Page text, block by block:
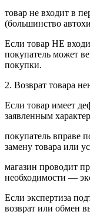
товар не входит в
(большинство
Если товар НЕ
покупатель может
покупки.
2. Возврат товара
Если товар имеет
заявленным
покупатель вправе
замену товара или
магазин проводит
необходимости —
Если экспертиза
возврат или обмен